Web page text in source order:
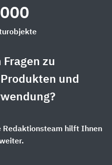
Fragen zu
und
Redaktionsteam hilft Ihnen